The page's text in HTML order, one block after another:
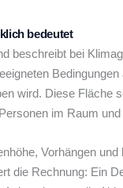
bedeutet
beschreibt bei
wird. Diese Fläche
im Raum
Vorhängen
die Rechnung: Ein